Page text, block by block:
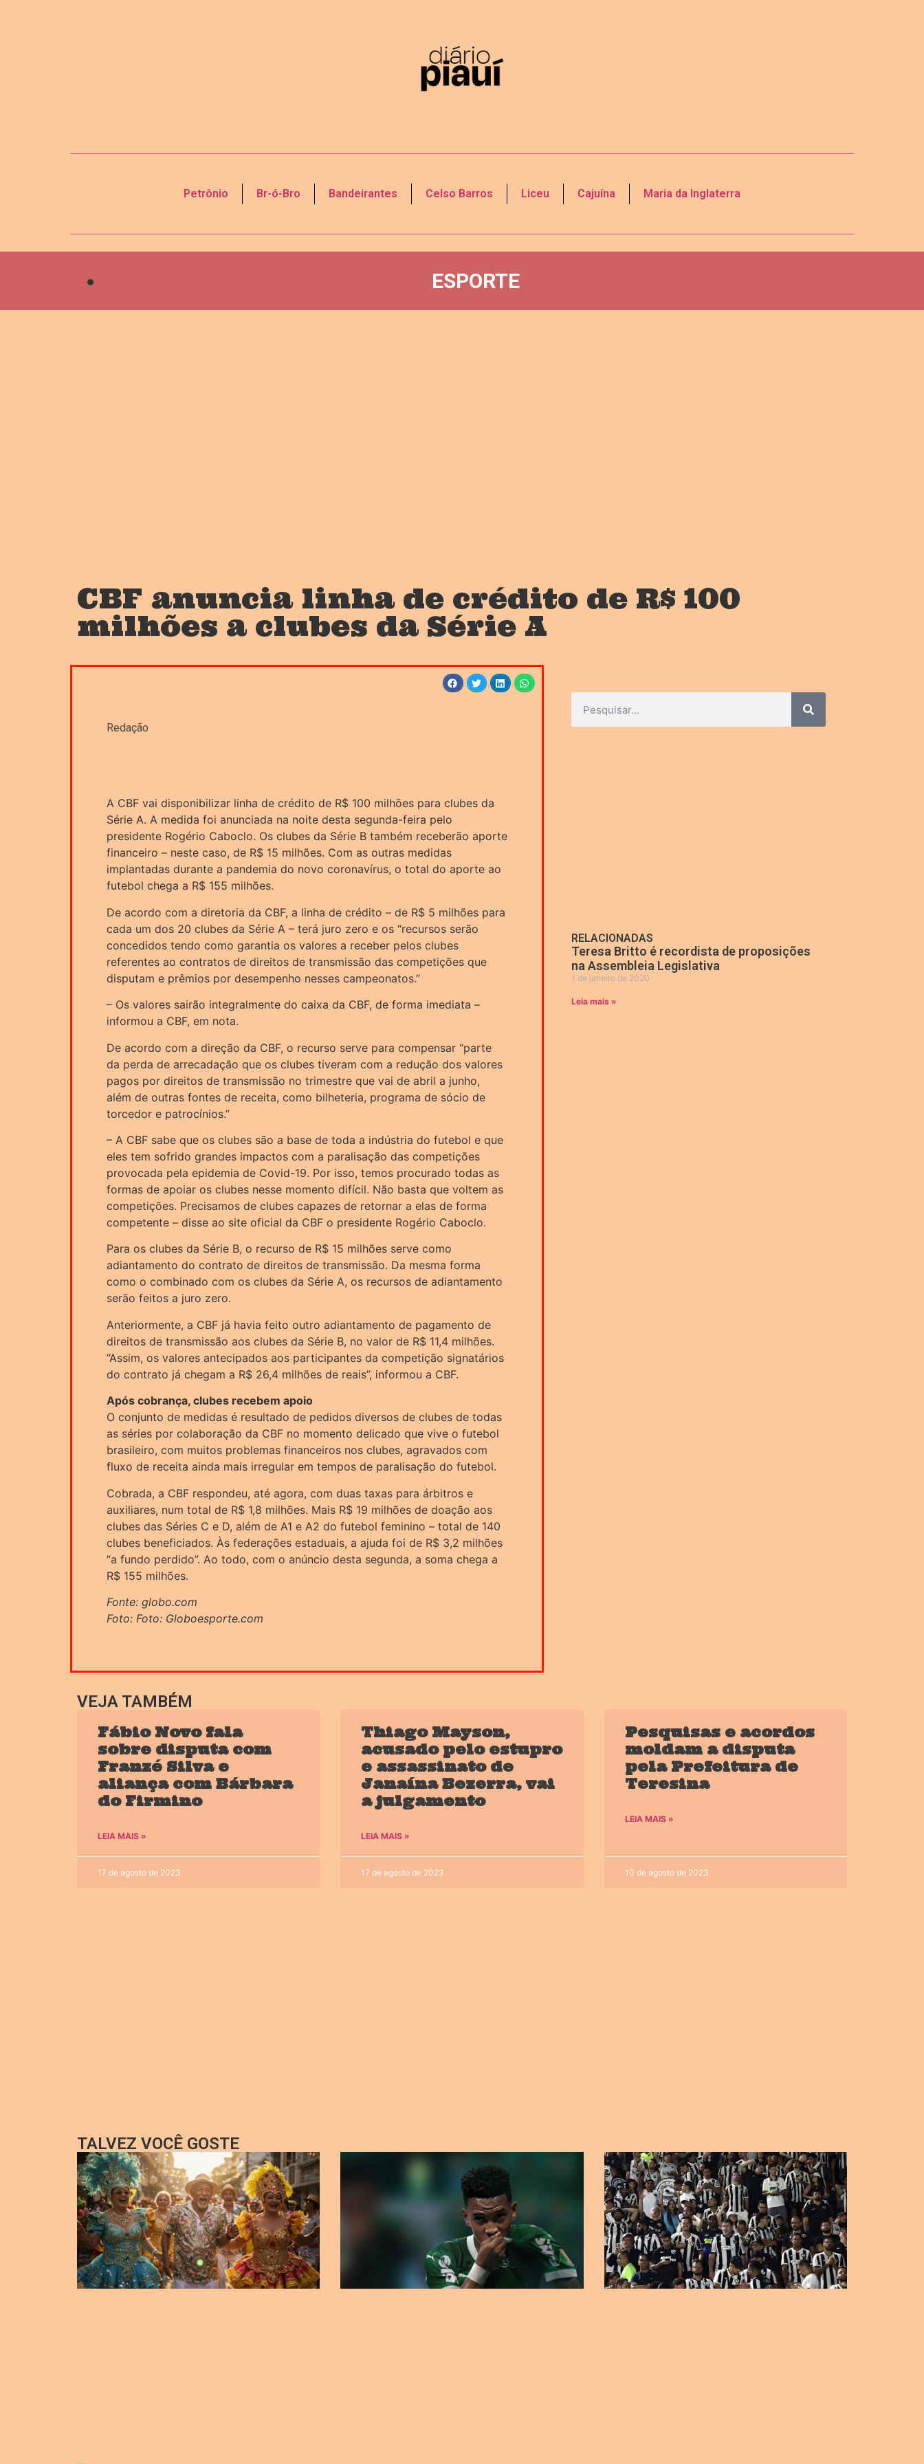
Petrônio Br-ó-Bro Bandeirantes Celso Barros Liceu Cajuína Maria da Inglaterra
ESPORTE
CBF anuncia linha de crédito de R$ 100
milhões a clubes da Série A
Redação
A CBF vai disponibilizar linha de crédito de R$ 100 milhões para clubes da
Série A. A medida foi anunciada na noite desta segunda-feira pelo
presidente Rogério Caboclo. Os clubes da Série B também receberão aporte
financeiro – neste caso, de R$ 15 milhões. Com as outras medidas
implantadas durante a pandemia do novo coronavírus, o total do aporte ao
futebol chega a R$ 155 milhões.
De acordo com a diretoria da CBF, a linha de crédito – de R$ 5 milhões para
cada um dos 20 clubes da Série A – terá juro zero e os “recursos serão
concedidos tendo como garantia os valores a receber pelos clubes
referentes ao contratos de direitos de transmissão das competições que
disputam e prêmios por desempenho nesses campeonatos.”
– Os valores sairão integralmente do caixa da CBF, de forma imediata –
informou a CBF, em nota.
De acordo com a direção da CBF, o recurso serve para compensar “parte
da perda de arrecadação que os clubes tiveram com a redução dos valores
pagos por direitos de transmissão no trimestre que vai de abril a junho,
além de outras fontes de receita, como bilheteria, programa de sócio de
torcedor e patrocínios.”
– A CBF sabe que os clubes são a base de toda a indústria do futebol e que
eles tem sofrido grandes impactos com a paralisação das competições
provocada pela epidemia de Covid-19. Por isso, temos procurado todas as
formas de apoiar os clubes nesse momento difícil. Não basta que voltem as
competições. Precisamos de clubes capazes de retornar a elas de forma
competente – disse ao site oficial da CBF o presidente Rogério Caboclo.
Para os clubes da Série B, o recurso de R$ 15 milhões serve como
adiantamento do contrato de direitos de transmissão. Da mesma forma
como o combinado com os clubes da Série A, os recursos de adiantamento
serão feitos a juro zero.
Anteriormente, a CBF já havia feito outro adiantamento de pagamento de
direitos de transmissão aos clubes da Série B, no valor de R$ 11,4 milhões.
“Assim, os valores antecipados aos participantes da competição signatários
do contrato já chegam a R$ 26,4 milhões de reais”, informou a CBF.
Após cobrança, clubes recebem apoio
O conjunto de medidas é resultado de pedidos diversos de clubes de todas
as séries por colaboração da CBF no momento delicado que vive o futebol
brasileiro, com muitos problemas financeiros nos clubes, agravados com
fluxo de receita ainda mais irregular em tempos de paralisação do futebol.
Cobrada, a CBF respondeu, até agora, com duas taxas para árbitros e
auxiliares, num total de R$ 1,8 milhões. Mais R$ 19 milhões de doação aos
clubes das Séries C e D, além de A1 e A2 do futebol feminino – total de 140
clubes beneficiados. Às federações estaduais, a ajuda foi de R$ 3,2 milhões
“a fundo perdido”. Ao todo, com o anúncio desta segunda, a soma chega a
R$ 155 milhões.
Fonte: globo.com
Foto: Foto: Globoesporte.com
RELACIONADAS
Teresa Britto é recordista de proposições
na Assembleia Legislativa
1 de janeiro de 2020
Leia mais »
VEJA TAMBÉM
Fábio Novo fala
sobre disputa com
Franzé Silva e
aliança com Bárbara
do Firmino
LEIA MAIS »
17 de agosto de 2023
Thiago Mayson,
acusado pelo estupro
e assassinato de
Janaína Bezerra, vai
a julgamento
LEIA MAIS »
17 de agosto de 2023
Pesquisas e acordos
moldam a disputa
pela Prefeitura de
Teresina
LEIA MAIS »
10 de agosto de 2023
TALVEZ VOCÊ GOSTE